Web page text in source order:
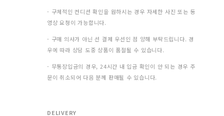
- 구체적인 컨디션 확인을 원하시는 경우 자세한 사진 또는 동
영상 요청이 가능합니다.
- 구매 의사가 아닌 선 결제 우선인 점 양해 부탁드립니다. 경
우에 따라 상담 도중 상품이 품절될 수 있습니다.
- 무통장입금의 경우, 24시간 내 입금 확인이 안 되는 경우 주
문이 취소되어 다음 분께 판매될 수 있습니다.
DELIVERY